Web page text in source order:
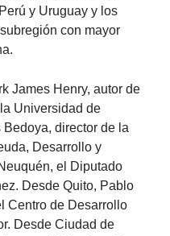
y Uruguay y los
con mayor
James Henry, autor de
Universidad de
director de la
Desarrollo y
el Diputado
Desde Quito, Pablo
Centro de Desarrollo
Desde Ciudad de